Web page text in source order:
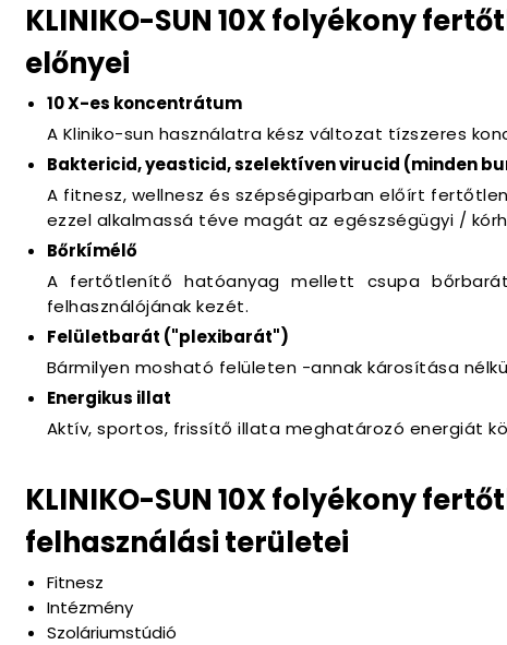
KLINIKO-SUN 10X folyékony
előnyei
10 X-es koncentrátum
A Kliniko-sun használatra kész változat tízszeres
Baktericid, yeasticid, szelektíven virucid (minden
A fitnesz, wellnesz és szépségiparban előírt
ezzel alkalmassá téve magát az egészségügyi /
Bőrkímélő
A fertőtlenítő hatóanyag mellett csupa
felhasználójának kezét.
Felületbarát ("plexibarát")
Bármilyen mosható felületen -annak károsítása
Energikus illat
Aktív, sportos, frissítő illata meghatározó energiát
KLINIKO-SUN 10X folyékony
felhasználási területei
Fitnesz
Intézmény
Szoláriumstúdió